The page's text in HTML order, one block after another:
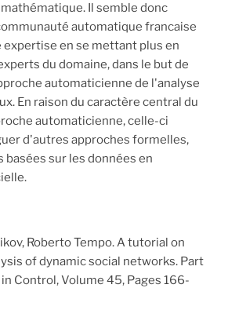
Il semble donc
automatique francaise
en se mettant plus en
du domaine, dans le but de
automaticienne de l'analyse
En raison du caractère central du
automaticienne, celle-ci
d'autres approches formelles,
basées sur les données en
Roberto Tempo. A tutorial on
of dynamic social networks. Part
Control, Volume 45, Pages 166-